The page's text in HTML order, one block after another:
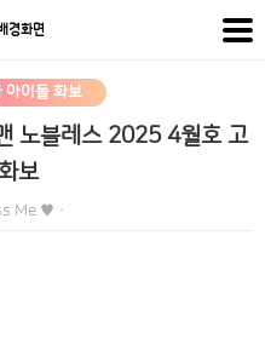
경화면
아이돌 화보
노블레스 2025 4월호 고
보
Me ♥ ·